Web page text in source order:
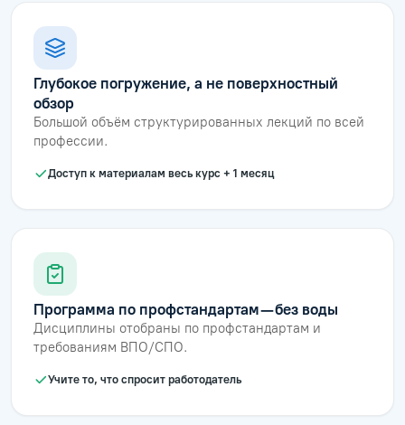
Глубокое погружение, а не поверхностный
обзор
Большой объём структурированных лекций по всей
профессии.
Доступ к материалам весь курс + 1 месяц
Программа по профстандартам — без воды
Дисциплины отобраны по профстандартам и
требованиям ВПО/СПО.
Учите то, что спросит работодатель